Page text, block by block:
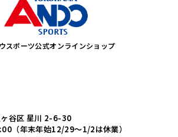
スポーツ公式オンラインショップ
谷区 星川 2-6-30
（年末年始12/29～1/2は休業）